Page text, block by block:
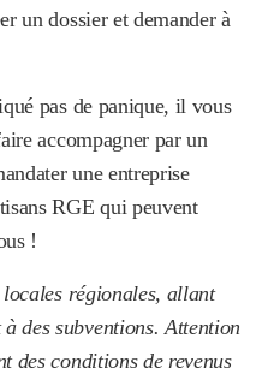
un dossier et demander à
pas de panique, il vous
accompagner par un
une entreprise
RGE qui peuvent
!
locales régionales, allant
des subventions. Attention
des conditions de revenus